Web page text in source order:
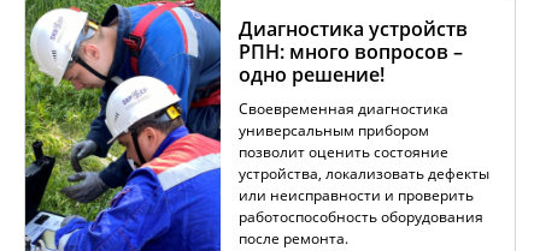
Диагностика устройств
РПН: много вопросов –
одно решение!
Своевременная диагностика
универсальным прибором
позволит оценить состояние
устройства, локализовать дефекты
или неисправности и проверить
работоспособность оборудования
после ремонта.